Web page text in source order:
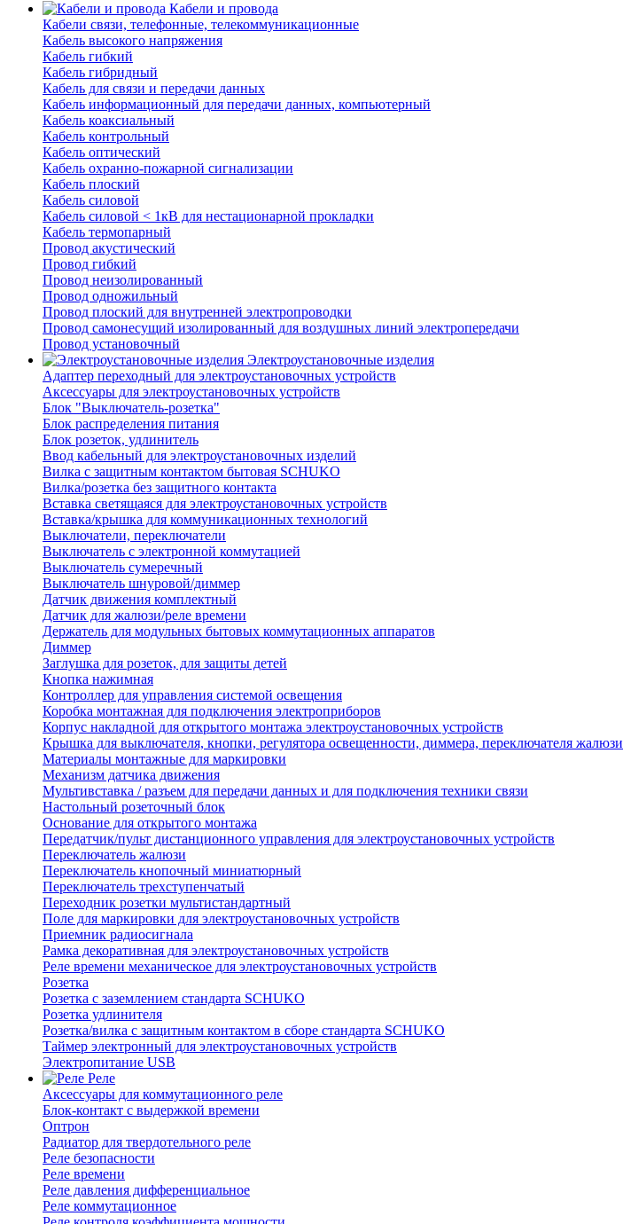
Кабели и провода
Кабели связи, телефонные, телекоммуникационные
Кабель высокого напряжения
Кабель гибкий
Кабель гибридный
Кабель для связи и передачи данных
Кабель информационный для передачи данных, компьютерный
Кабель коаксиальный
Кабель контрольный
Кабель оптический
Кабель охранно-пожарной сигнализации
Кабель плоский
Кабель силовой
Кабель силовой < 1кВ для нестационарной прокладки
Кабель термопарный
Провод акустический
Провод гибкий
Провод неизолированный
Провод одножильный
Провод плоский для внутренней электропроводки
Провод самонесущий изолированный для воздушных линий электропередачи
Провод установочный
Электроустановочные изделия
Адаптер переходный для электроустановочных устройств
Аксессуары для электроустановочных устройств
Блок "Выключатель-розетка"
Блок распределения питания
Блок розеток, удлинитель
Ввод кабельный для электроустановочных изделий
Вилка с защитным контактом бытовая SCHUKO
Вилка/розетка без защитного контакта
Вставка светящаяся для электроустановочных устройств
Вставка/крышка для коммуникационных технологий
Выключатели, переключатели
Выключатель с электронной коммутацией
Выключатель сумеречный
Выключатель шнуровой/диммер
Датчик движения комплектный
Датчик для жалюзи/реле времени
Держатель для модульных бытовых коммутационных аппаратов
Диммер
Заглушка для розеток, для защиты детей
Кнопка нажимная
Контроллер для управления системой освещения
Коробка монтажная для подключения электроприборов
Корпус накладной для открытого монтажа электроустановочных устройств
Крышка для выключателя, кнопки, регулятора освещенности, диммера, переключателя жалюзи
Материалы монтажные для маркировки
Механизм датчика движения
Мультивставка / разъем для передачи данных и для подключения техники связи
Настольный розеточный блок
Основание для открытого монтажа
Передатчик/пульт дистанционного управления для электроустановочных устройств
Переключатель жалюзи
Переключатель кнопочный миниатюрный
Переключатель трехступенчатый
Переходник розетки мультистандартный
Поле для маркировки для электроустановочных устройств
Приемник радиосигнала
Рамка декоративная для электроустановочных устройств
Реле времени механическое для электроустановочных устройств
Розетка
Розетка с заземлением стандарта SCHUKO
Розетка удлинителя
Розетка/вилка с защитным контактом в сборе стандарта SCHUKO
Таймер электронный для электроустановочных устройств
Электропитание USB
Реле
Аксессуары для коммутационного реле
Блок-контакт с выдержкой времени
Оптрон
Радиатор для твердотельного реле
Реле безопасности
Реле времени
Реле давления дифференциальное
Реле коммутационное